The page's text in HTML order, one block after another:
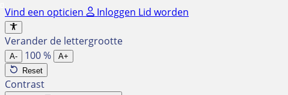
Ga
naar
de
inhoud
Vind een opticien Inloggen Lid worden
Verander de lettergrootte
A- 100%
A+
Reset
Contrast